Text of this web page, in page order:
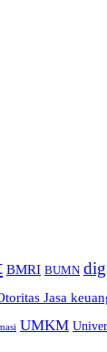
BMRI BUMN
Jasa
UMKM